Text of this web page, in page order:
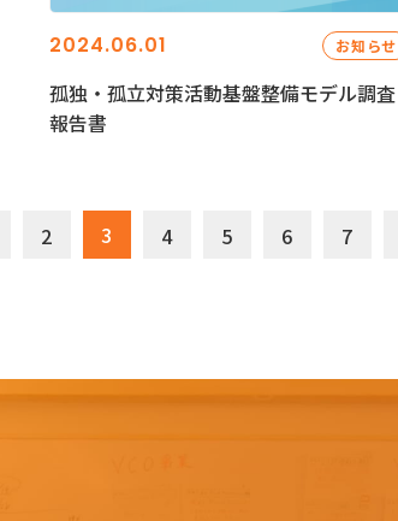
2024.06.01 お知らせ
孤独・孤立対策活動基盤整備モデル調査
報告書
2 3 4 5 6 7